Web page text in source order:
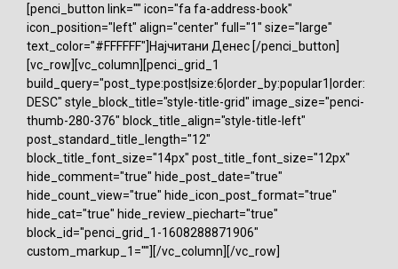
[penci_button link="" icon="fa fa-address-book"
icon_position="left" align="center" full="1" size="large"
text_color="#FFFFFF"]Најчитани Денес [/penci_button]
[vc_row][vc_column][penci_grid_1
build_query="post_type:post|size:6|order_by:popular1|order:
DESC" style_block_title="style-title-grid" image_size="penci-
thumb-280-376" block_title_align="style-title-left"
post_standard_title_length="12"
block_title_font_size="14px" post_title_font_size="12px"
hide_comment="true" hide_post_date="true"
hide_count_view="true" hide_icon_post_format="true"
hide_cat="true" hide_review_piechart="true"
block_id="penci_grid_1-1608288871906"
custom_markup_1=""][/vc_column][/vc_row]